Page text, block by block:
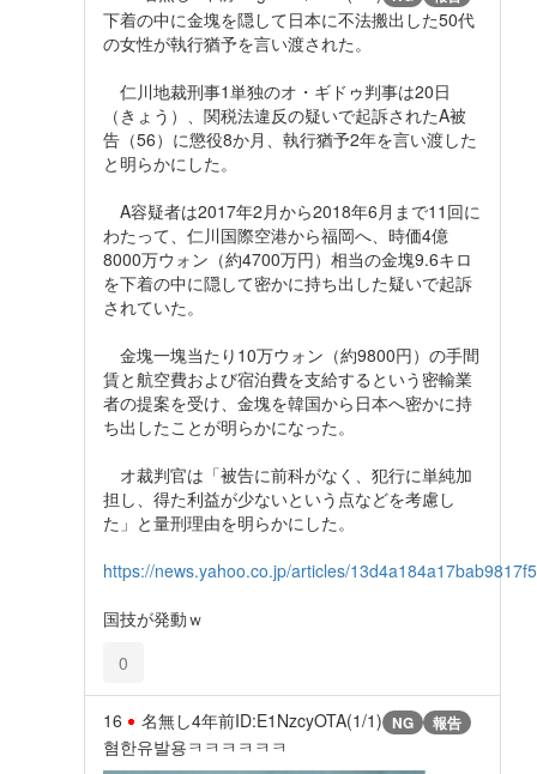
下着の中に金塊を隠して日本に不法搬出した50代
の女性が執行猶予を言い渡された。
仁川地裁刑事1単独のオ・ギドゥ判事は20日
（きょう）、関税法違反の疑いで起訴されたA被
告（56）に懲役8か月、執行猶予2年を言い渡した
と明らかにした。
A容疑者は2017年2月から2018年6月まで11回に
わたって、仁川国際空港から福岡へ、時価4億
8000万ウォン（約4700万円）相当の金塊9.6キロ
を下着の中に隠して密かに持ち出した疑いで起訴
されていた。
金塊一塊当たり10万ウォン（約9800円）の手間
賃と航空費および宿泊費を支給するという密輸業
者の提案を受け、金塊を韓国から日本へ密かに持
ち出したことが明らかになった。
オ裁判官は「被告に前科がなく、犯行に単純加
担し、得た利益が少ないという点などを考慮し
た」と量刑理由を明らかにした。
https://news.yahoo.co.jp/articles/
国技が発動ｗ
0
16 名無し4年前ID:E1NzcyOTA(1/1) NG 報告
혐한유발용ㅋㅋㅋㅋㅋㅋ